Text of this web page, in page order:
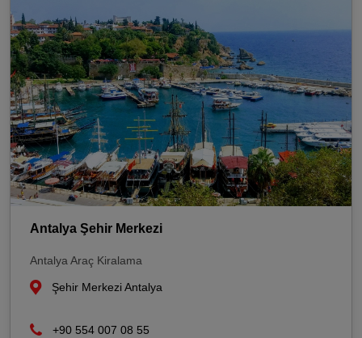
Antalya Şehir Merkezi
Antalya Araç Kiralama
Şehir Merkezi Antalya
+90 554 007 08 55